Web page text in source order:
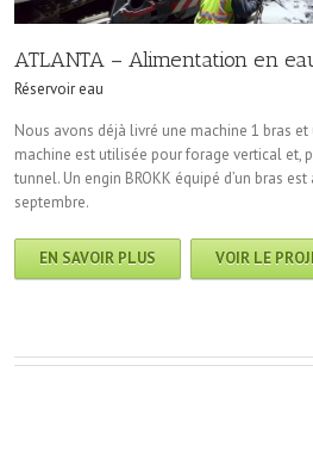
ATLANTA – Alimentation en
Réservoir eau
Nous avons déjà livré une machine 1 bras et
machine est utilisée pour forage vertical et,
tunnel. Un engin BROKK équipé d’un bras
septembre.
EN SAVOIR PLUS VOIR LE